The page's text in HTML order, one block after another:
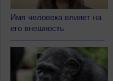
Имя человека влияет на
его внешность